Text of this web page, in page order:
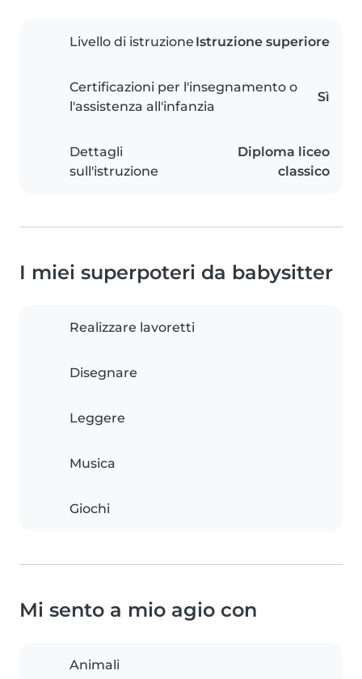
Livello di istruzione Istruzione superiore
Certificazioni per l'insegnamento o
l'assistenza all'infanzia
Sì
Dettagli
sull'istruzione
Diploma liceo
classico
I miei superpoteri da babysitter
Realizzare lavoretti
Disegnare
Leggere
Musica
Giochi
Mi sento a mio agio con
Animali